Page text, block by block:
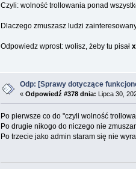
Czyli: wolność trollowania ponad
Dlaczego zmuszasz ludzi
Odpowiedz wprost: wolisz, żeby tu pisał
Odp: [Sprawy dotyczące
« Odpowiedź #378 dnia: Lipca 30,
Po pierwsze co do "czyli wolność
Po drugie nikogo do niczego nie
Po trzecie jako admin staram się nie